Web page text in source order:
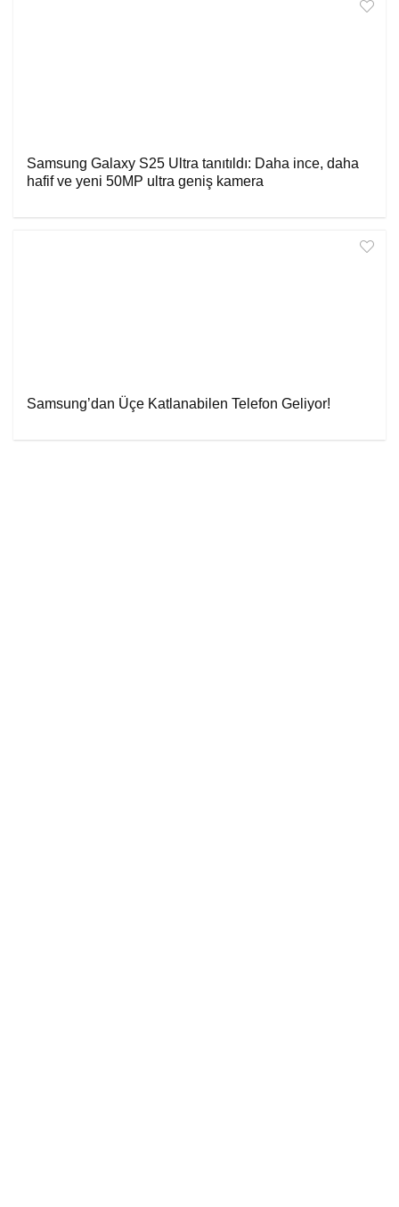
Samsung Galaxy S25 Ultra tanıtıldı: Daha ince, daha
hafif ve yeni 50MP ultra geniş kamera
Samsung’dan Üçe Katlanabilen Telefon Geliyor!